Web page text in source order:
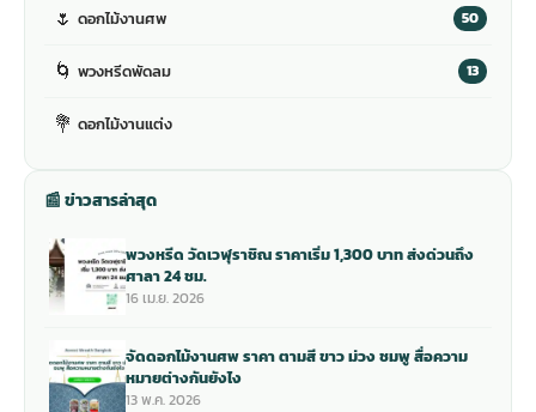
🌷 ดอกไม้งานศพ 50
🌀 พวงหรีดพัดลม 13
💐 ดอกไม้งานแต่ง
📰 ข่าวสารล่าสุด
พวงหรีด วัดเวฬุราชิณ ราคาเริ่ม 1,300 บาท ส่งด่วนถึง
ศาลา 24 ชม.
16 เม.ย. 2026
จัดดอกไม้งานศพ ราคา ตามสี ขาว ม่วง ชมพู สื่อความ
หมายต่างกันยังไง
13 พ.ค. 2026